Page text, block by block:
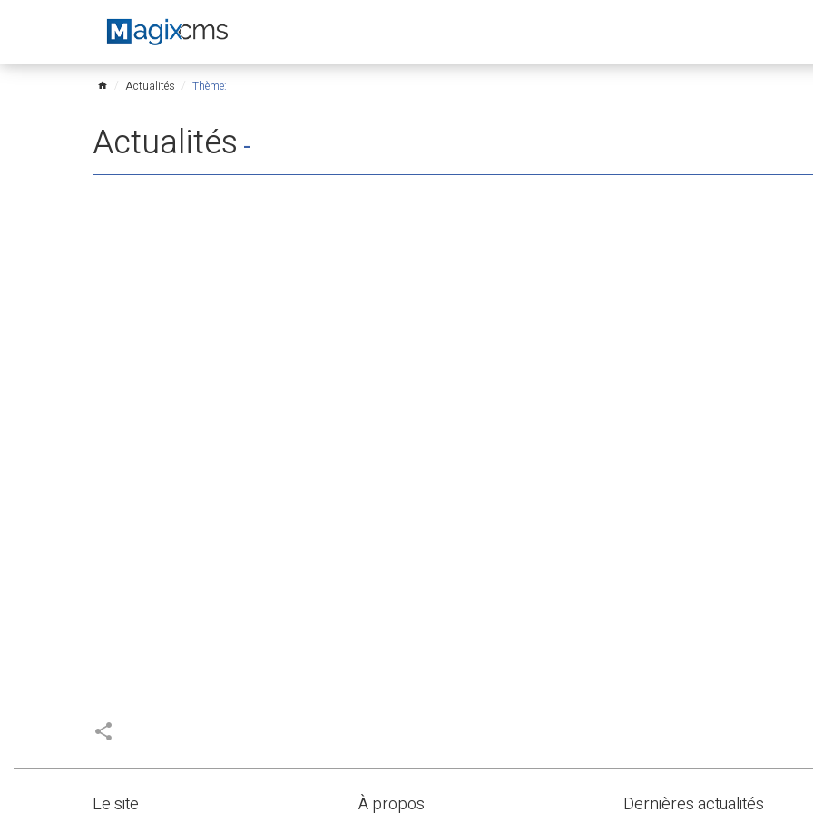
home Actualités Thème:
Actualités -
share
Le site À propos Dernières actualités